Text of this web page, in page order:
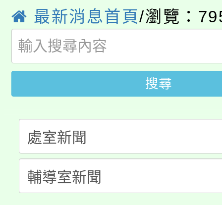
局官網。
8月14至27日，桃園電
開!
115年桃園市運動會8/
田徑場及游泳池舉行。
桃園市低收入戶享有免
視費優惠，中低收入戶
半價優惠，詳情可洽有
者。
大園自造教育及科技
份教師增能研習
大溪自造教育及科技中
份教師研習
淨零綠生活教案入校路
會
115年食農教育專業人
程
最新消息首頁/瀏覽：
搜尋